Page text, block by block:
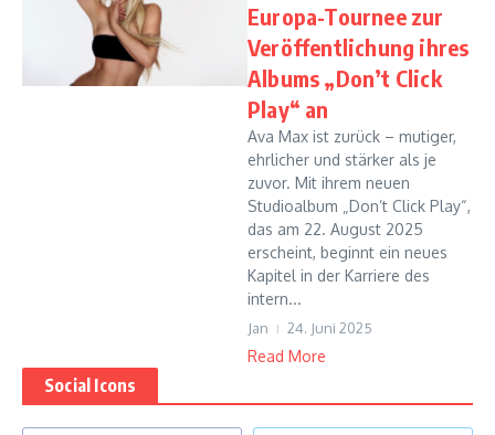
Europa-Tournee zur
Veröffentlichung ihres
Albums „Don’t Click
Play“ an
Ava Max ist zurück – mutiger,
ehrlicher und stärker als je
zuvor. Mit ihrem neuen
Studioalbum „Don’t Click Play“,
das am 22. August 2025
erscheint, beginnt ein neues
Kapitel in der Karriere des
intern...
Jan 24. Juni 2025
Read More
Social Icons